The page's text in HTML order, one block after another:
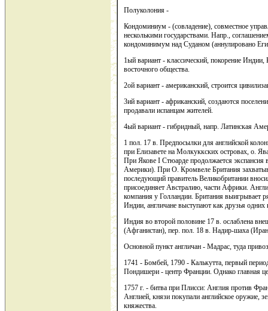
Полуколония -
Кондоминиум - (совладение), совместное
несколькими государствами. Напр.,
кондоминимум над Суданом (аннулировано
1ый вариант - классический, покорение
восточного общества.
2ой вариант - американский, строится
3ий вариант - африканский, создаются
продавали испанцам жителей.
4ый вариант - гибридный, напр. Латинская
1 пол. 17 в. Предпосылки для английской
при Елизавете на Молкуккских островах, о.
При Якове I Стюарде продолжается
Америки). При О. Кромвеле Британия
последующий правитель Великобритании
присоединяет Австралию, части Африки.
компания у Голландии. Британия выигрывает
Индии, англичане выступают как друзья одних
Индия во второй половине 17 в. ослаблена
(Афганистан), пер. пол. 18 в. Надир-шаха
Основной пункт англичан - Мадрас, туда
1741 - Бомбей, 1790 - Калькутта, первый
Пондишери - центр Франции. Однако главная
1757 г. - битва при Плисси: Англия против
Англией, князи покупали английское оружие,
княжества.